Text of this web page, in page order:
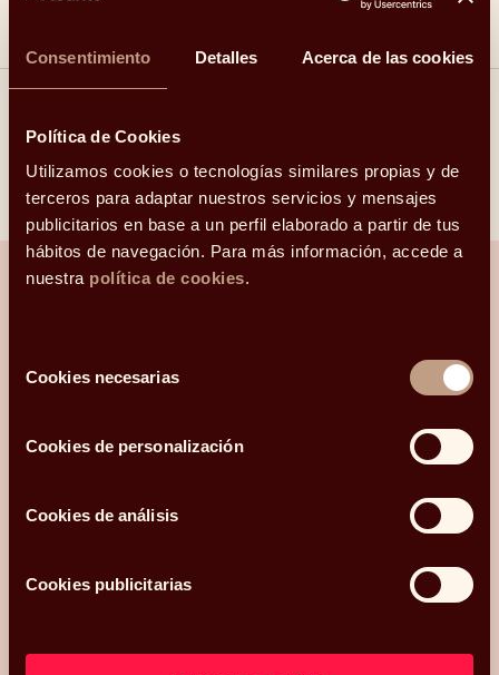
Consentimiento Detalles Acerca de las cookies
Política de Cookies
Utilizamos cookies o tecnologías similares propias y de
terceros para adaptar nuestros servicios y mensajes
publicitarios en base a un perfil elaborado a partir de tus
hábitos de navegación. Para más información, accede a
nuestra política de cookies.
deCookies necesarias
Cookies de personalización
Cookies de análisis
Cookies publicitarias
Compartir
Linkedin Facebook X Whatsapp Telegram Email
y mi correo electrónico
Mi código postal es
y os he conocido